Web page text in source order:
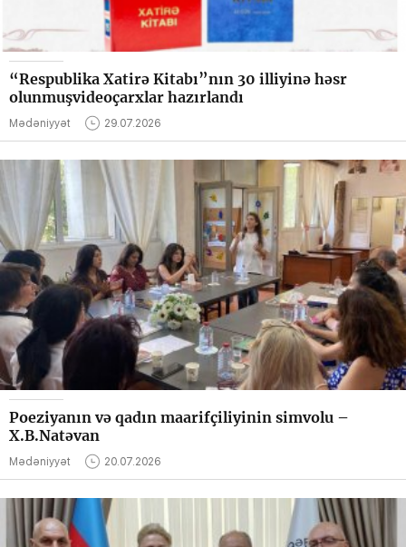
“Respublika Xatirə Kitabı”nın 30 illiyinə həsr
olunmuşvideoçarxlar hazırlandı
Mədəniyyət 29.07.2026
Poeziyanın və qadın maarifçiliyinin simvolu –
X.B.Natəvan
Mədəniyyət 20.07.2026